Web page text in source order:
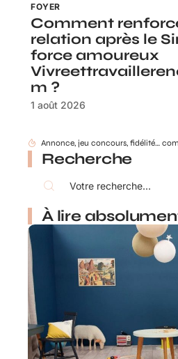
FOYER
Comment
relation après le
force amoureux
m ?
1 août 2026
Recherche
À lire